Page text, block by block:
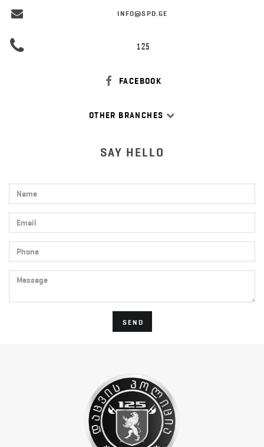
INFO@SPD.GE
125
FACEBOOK
OTHER BRANCHES
SAY HELLO
SEND